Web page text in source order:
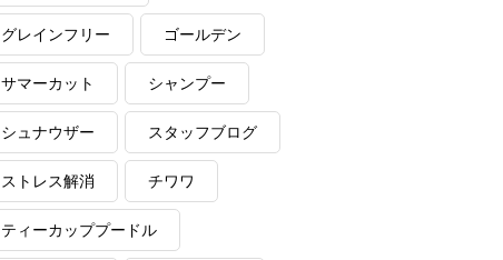
グレインフリー ゴールデン
サマーカット シャンプー
シュナウザー スタッフブログ
ストレス解消 チワワ
ティーカッププードル